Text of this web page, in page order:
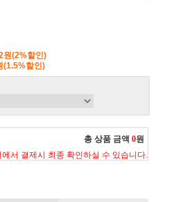
원(2%할인)
(1.5%할인)
총 상품 금액 0원
서 결제시 최종 확인하실 수 있습니다.